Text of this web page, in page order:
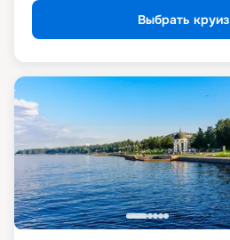
Выбрать круиз